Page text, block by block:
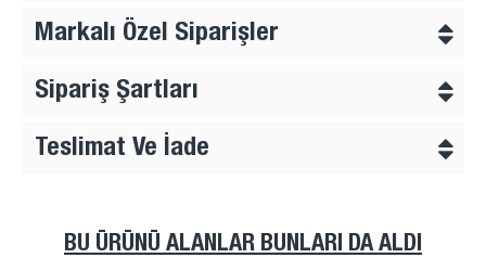
Markalı Özel Siparişler
Sipariş Şartları
Teslimat Ve İade
BU ÜRÜNÜ ALANLAR BUNLARI DA ALDI